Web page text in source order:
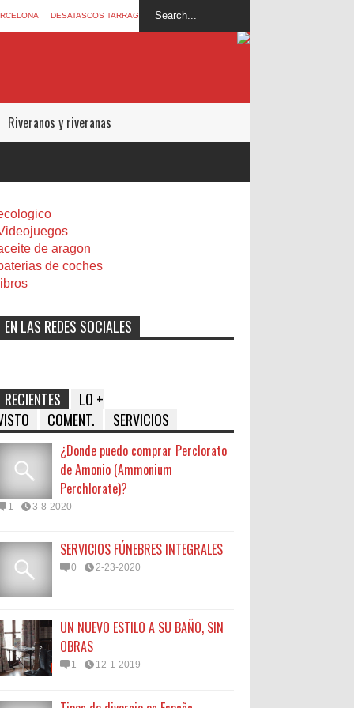
DESATASCOS TARRAGONA
Riveranos y riveranas
de aragon
de coches
libros
EN LAS REDES SOCIALES
RECIENTES
LO +
COMENT. SERVICIOS
¿Donde puedo comprar Perclorato
de Amonio (Ammonium
Perchlorate)?
1 3-8-2020
SERVICIOS FÚNEBRES INTEGRALES
0 2-23-2020
UN NUEVO ESTILO A SU BAÑO, SIN
OBRAS
1 12-1-2019